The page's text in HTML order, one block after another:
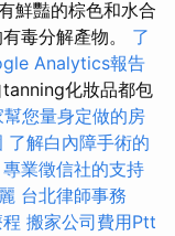
鮮豔的棕色和水合
毒分解產物。 了
Analytics報告
化妝品都包
您量身定做的房
了解白內障手術的
業徵信社的支持
台北律師事務
搬家公司費用Ptt